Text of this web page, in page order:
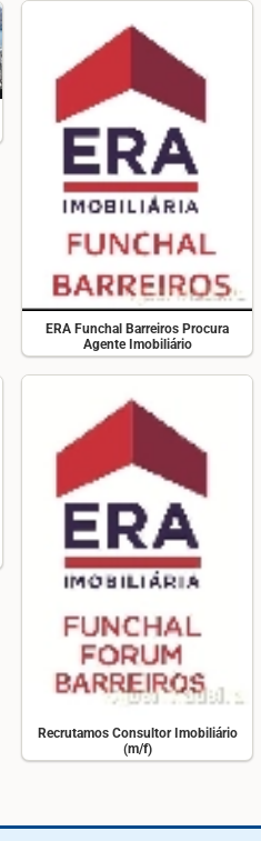
ERA Funchal Barreiros Procura
Agente Imobiliário
Recrutamos Consultor Imobiliário
(m/f)